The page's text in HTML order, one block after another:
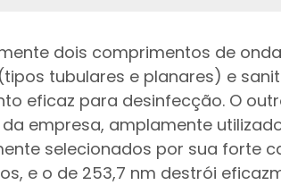
dois comprimentos de onda
tubulares e planares) e
eficaz para desinfecção. O
empresa, amplamente
selecionados por sua forte
e o de 253,7 nm destrói